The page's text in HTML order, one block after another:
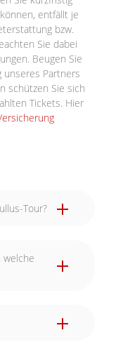
entfällt je
bzw.
Sie dabei
Beugen Sie
Partners
schützen Sie sich
Tickets. Hier
Tour?
welche